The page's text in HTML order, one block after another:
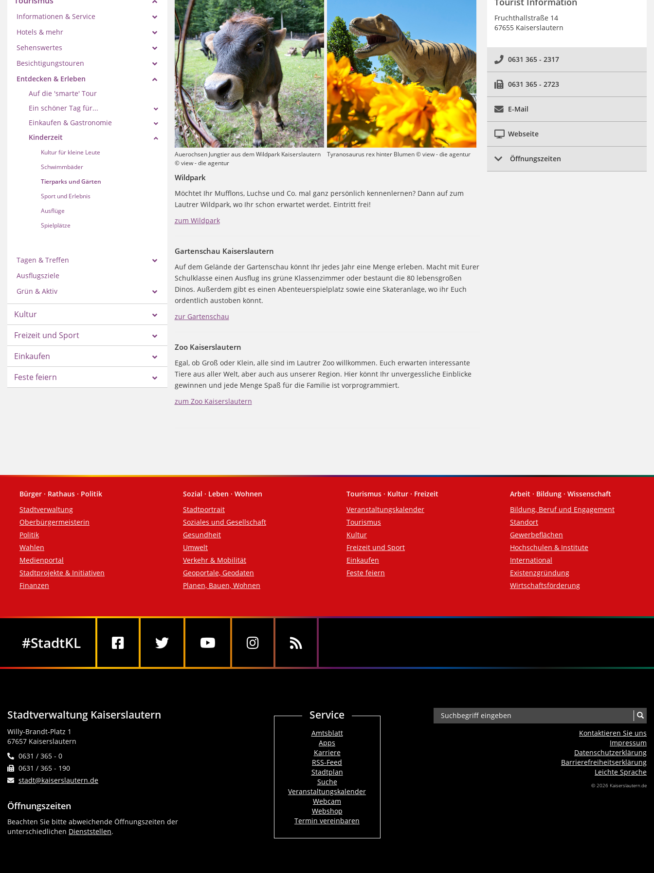
Informationen & Service
Hotels & mehr
Sehenswertes
Besichtigungstouren
Entdecken & Erleben
Auf die 'smarte' Tour
Ein schöner Tag für...
Einkaufen & Gastronomie
Kinderzeit
Kultur für kleine Leute
Schwimmbäder
Tierparks und Gärten
Sport und Erlebnis
Ausflüge
Spielplätze
Tagen & Treffen
Ausflugsziele
Grün & Aktiv
Kultur
Freizeit und Sport
Einkaufen
Feste feiern
Auerochsen Jungtier aus dem Wildpark Kaiserslautern
© view - die agentur
Tyranosaurus rex hinter Blumen © view - die agentur
Wildpark
Möchtet Ihr Mufflons, Luchse und Co. mal ganz persönlich kennenlernen? Dann auf zum
Lautrer Wildpark, wo Ihr schon erwartet werdet. Eintritt frei!
zum Wildpark
Gartenschau Kaiserslautern
Auf dem Gelände der Gartenschau könnt Ihr jedes Jahr eine Menge erleben. Macht mit Eurer
Schulklasse einen Ausflug ins grüne Klassenzimmer oder bestaunt die 80 lebensgroßen
Dinos. Außerdem gibt es einen Abenteuerspielplatz sowie eine Skateranlage, wo ihr Euch
ordentlich austoben könnt.
zur Gartenschau
Zoo Kaiserslautern
Egal, ob Groß oder Klein, alle sind im Lautrer Zoo willkommen. Euch erwarten interessante
Tiere aus aller Welt, aber auch aus unserer Region. Hier könnt Ihr unvergessliche Einblicke
gewinnen und jede Menge Spaß für die Familie ist vorprogrammiert.
zum Zoo Kaiserslautern
Fruchthallstraße 14
67655 Kaiserslautern
0631 365 - 2317
0631 365 - 2723
E-Mail
Webseite
Öffnungszeiten
Fußzeile
Bürger · Rathaus · Politik
Stadtverwaltung
Oberbürgermeisterin
Politik
Wahlen
Medienportal
Stadtprojekte & Initiativen
Finanzen
Sozial · Leben · Wohnen
Stadtportrait
Soziales und Gesellschaft
Gesundheit
Umwelt
Verkehr & Mobilität
Geoportale, Geodaten
Planen, Bauen, Wohnen
Tourismus · Kultur · Freizeit
Veranstaltungskalender
Tourismus
Kultur
Freizeit und Sport
Einkaufen
Feste feiern
Arbeit · Bildung · Wissenschaft
Bildung, Beruf und Engagement
Standort
Gewerbeflächen
Hochschulen & Institute
International
Existenzgründung
Wirtschaftsförderung
#StadtKL
Stadtverwaltung Kaiserslautern
Willy-Brandt-Platz 1
67657 Kaiserslautern
0631 / 365 - 0
0631 / 365 - 190
stadt@kaiserslautern.de
Öffnungszeiten
Beachten Sie bitte abweichende Öffnungszeiten der
unterschiedlichen Dienststellen.
Service
Amtsblatt
Apps
Karriere
RSS-Feed
Stadtplan
Suche
Veranstaltungskalender
Webcam
Webshop
Termin vereinbaren
Kontaktieren Sie uns
Impressum
Datenschutzerklärung
Barrierefreiheits­erklärung
Leichte Sprache
© 2026 Kaiserslautern.de